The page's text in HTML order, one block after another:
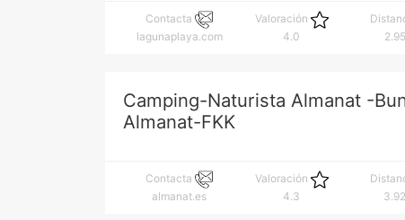
Contacta
lagunaplaya.com
Valoración
4.0
Camping-Naturista Almanat -
Almanat-FKK
Contacta
almanat.es
Valoración
4.3